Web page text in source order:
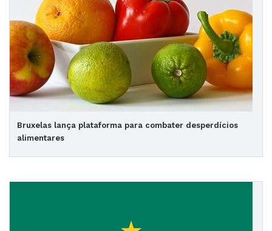
Bruxelas lança plataforma para combater desperdícios
alimentares